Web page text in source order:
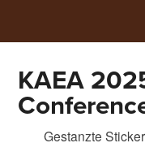
KAEA
Gestanzte Sticker